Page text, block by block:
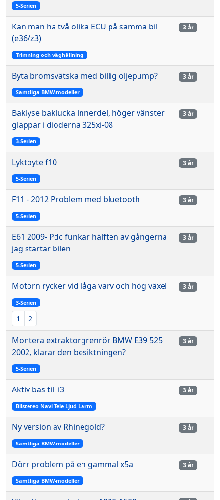
5-Serien
Kan man ha två olika ECU på samma bil
(e36/z3)
Trimning och väghållning
3 år
Byta bromsvätska med billig oljepump?
Samtliga BMW-modeller
3 år
Baklyse baklucka innerdel, höger vänster
glappar i dioderna 325xi-08
3-Serien
3 år
Lyktbyte f10
5-Serien
3 år
F11 - 2012 Problem med bluetooth
5-Serien
3 år
E61 2009- Pdc funkar hälften av gångerna
jag startar bilen
5-Serien
3 år
Motorn rycker vid låga varv och hög växel
3-Serien
1 2
3 år
Montera extraktorgrenrör BMW E39 525
2002, klarar den besiktningen?
5-Serien
3 år
Aktiv bas till i3
Bilstereo Navi Tele Ljud Larm
3 år
Ny version av Rhinegold?
Samtliga BMW-modeller
3 år
Dörr problem på en gammal x5a
Samtliga BMW-modeller
3 år